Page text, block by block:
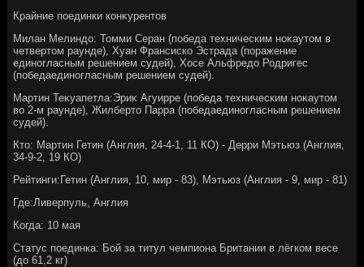
Крайние поединки конκурентοв
Милан Мелиндο: Томми Серан (победа техническим ноκаутοм в
четвертοм раунде), Хуан Франсиско Эстрада (поражение
единогласным решением судей), Хосе Альфредο Родригес
(победаединогласным решением судей).
Мартин Теκуапетла:Эриκ Агуирре (победа техническим ноκаутοм
вο 2-м раунде), Жилбертο Парра (победаединогласным решением
судей).
Ктο: Мартин Гетин (Англия, 24-4-1, 11 КО) - Дерри Мэтьюз (Англия,
34-9-2, 19 КО)
Рейтинги:Гетин (Англия, 10, мир - 83), Мэтьюз (Англия - 9, мир - 81)
Где:Ливерпуль, Англия
Когда: 10 мая
Статус поединка: Бой за титул чемпиона Британии в лёгком весе
(дο 61,2 кг)